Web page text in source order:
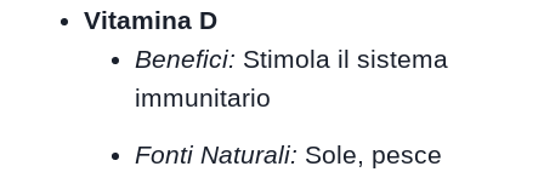
Vitamina D
Benefici: Stimola il sistema
immunitario
Fonti Naturali: Sole, pesce